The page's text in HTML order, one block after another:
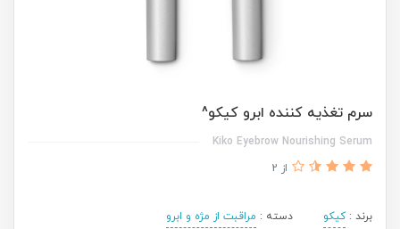
سرم تغذیه کننده ابرو کیکو^
Kiko Eyebrow Nourishing Serum
از 2
برند :کیکو دسته : مراقبت از مژه و ابرو